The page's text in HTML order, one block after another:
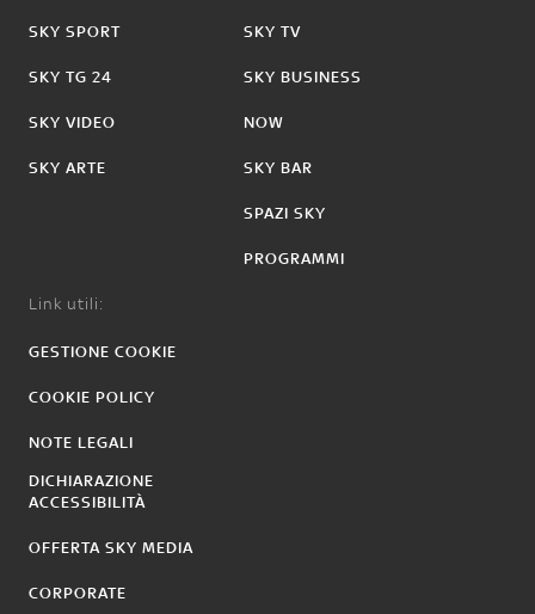
SKY SPORT
SKY TG 24
SKY VIDEO
SKY ARTE
SKY TV
SKY BUSINESS
NOW
SKY BAR
SPAZI SKY
PROGRAMMI
Link utili:
GESTIONE COOKIE
COOKIE POLICY
NOTE LEGALI
DICHIARAZIONE
ACCESSIBILITÀ
OFFERTA SKY MEDIA
CORPORATE